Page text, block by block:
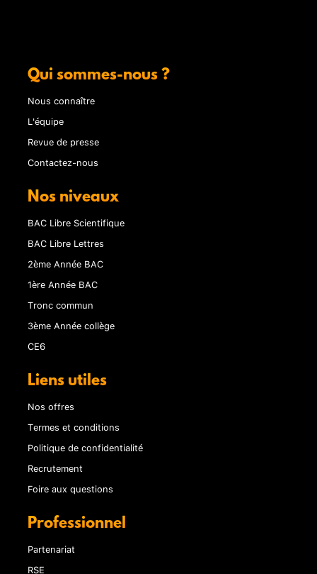
Qui sommes-nous ?
Nous connaître
L'équipe
Revue de presse
Contactez-nous
Nos niveaux
BAC Libre Scientifique
BAC Libre Lettres
2ème Année BAC
1ère Année BAC
Tronc commun
3ème Année collège
CE6
Liens utiles
Nos offres
Termes et conditions
Politique de confidentialité
Recrutement
Foire aux questions
Professionnel
Partenariat
RSE